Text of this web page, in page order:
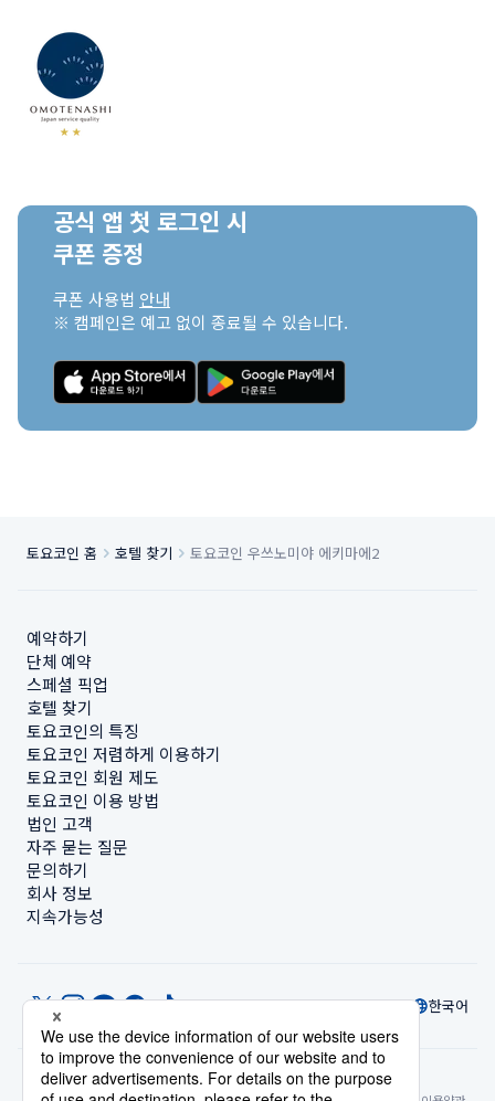
공식 앱 첫 로그인 시
쿠폰 증정
쿠폰 사용법 안내
※ 캠페인은 예고 없이 종료될 수 있습니다.
토요코인 홈 호텔 찾기 토요코인 우쓰노미야 에키마에2
예약하기
단체 예약
스페셜 픽업
호텔 찾기
토요코인의 특징
토요코인 저렴하게 이용하기
토요코인 회원 제도
토요코인 이용 방법
법인 고객
자주 묻는 질문
문의하기
회사 정보
지속가능성
한국어
© Toyoko Inn Co., Ltd.